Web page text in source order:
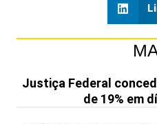
Justiça Federal
de 19% em